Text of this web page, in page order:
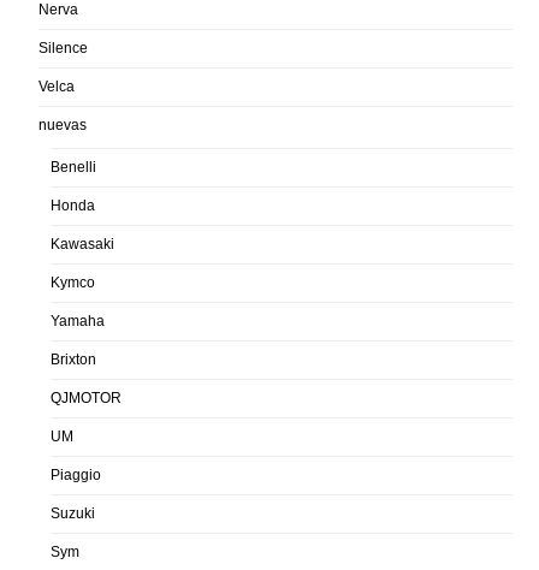
Nerva
Silence
Velca
nuevas
Benelli
Honda
Kawasaki
Kymco
Yamaha
Brixton
QJMOTOR
UM
Piaggio
Suzuki
Sym